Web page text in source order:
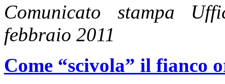
Comunicato stampa
febbraio 2011
Come “scivola” il fianco